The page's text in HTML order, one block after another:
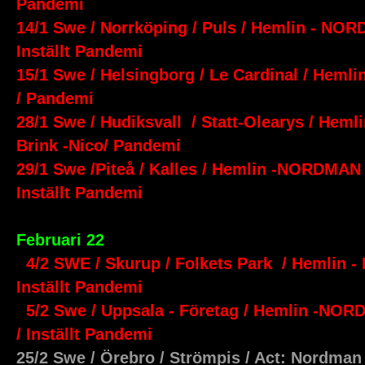
Pandemi
14/1 Swe / Norrköping / Puls / Hemlin -
Inställt Pandemi
15/1 Swe / Helsingborg / Le Cardinal /
/ Pandemi
28/1 Swe / Hudiksvall / Statt-Olearys /
Brink -Nico/ Pandemi
29/1 Swe /Piteå / Kalles / Hemlin -
Inställt Pandemi
Februari 22
4/2 SWE / Skurup / Folkets Park / Hemlin -
Inställt Pandemi
5/2 Swe / Uppsala - Företag / Hemlin -
/ Inställt Pandemi
25/2 Swe / Örebro / Strömpis / Act: